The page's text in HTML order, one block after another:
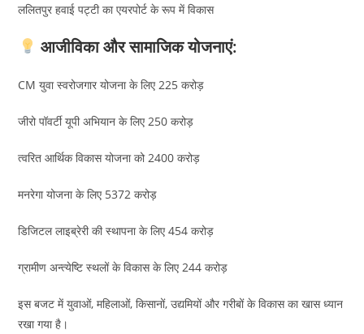
ललितपुर हवाई पट्टी का एयरपोर्ट के रूप में विकास
आजीविका और सामाजिक योजनाएं:
CM युवा स्वरोजगार योजना के लिए 225 करोड़
जीरो पॉवर्टी यूपी अभियान के लिए 250 करोड़
त्वरित आर्थिक विकास योजना को 2400 करोड़
मनरेगा योजना के लिए 5372 करोड़
डिजिटल लाइब्रेरी की स्थापना के लिए 454 करोड़
ग्रामीण अन्त्येष्टि स्थलों के विकास के लिए 244 करोड़
इस बजट में युवाओं, महिलाओं, किसानों, उद्यमियों और गरीबों के विकास का खास ध्यान
रखा गया है।